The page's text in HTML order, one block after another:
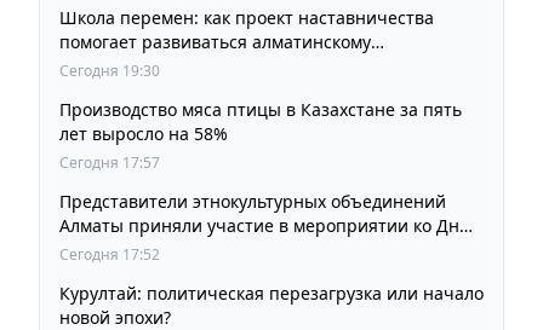
Школа перемен: как проект наставничества
помогает развиваться алматинскому
образованию
Сегодня 19:30
Производство мяса птицы в Казахстане за пять
лет выросло на 58%
Сегодня 17:57
Представители этнокультурных объединений
Алматы приняли участие в мероприятии ко Дню
Абая
Сегодня 17:52
Курултай: политическая перезагрузка или начало
новой эпохи?